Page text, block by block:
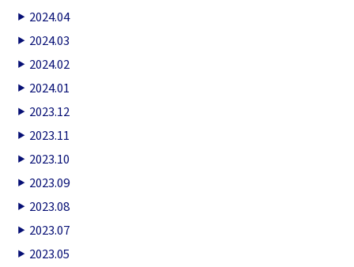
2024.04
2024.03
2024.02
2024.01
2023.12
2023.11
2023.10
2023.09
2023.08
2023.07
2023.05